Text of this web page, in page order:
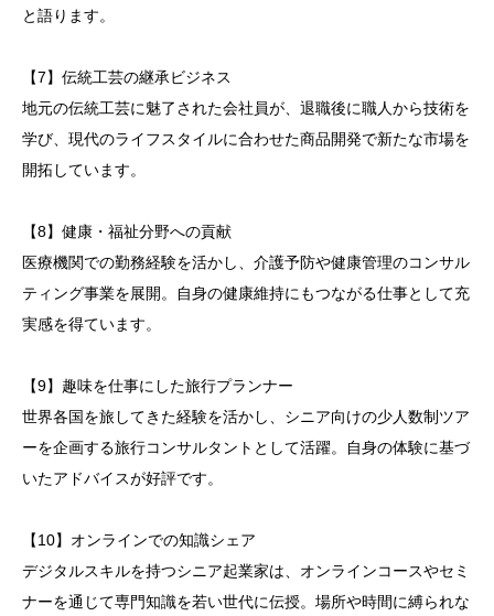
と語ります。
【7】伝統工芸の継承ビジネス
地元の伝統工芸に魅了された会社員が、退職後に職人から技術を
学び、現代のライフスタイルに合わせた商品開発で新たな市場を
開拓しています。
【8】健康・福祉分野への貢献
医療機関での勤務経験を活かし、介護予防や健康管理のコンサル
ティング事業を展開。自身の健康維持にもつながる仕事として充
実感を得ています。
【9】趣味を仕事にした旅行プランナー
世界各国を旅してきた経験を活かし、シニア向けの少人数制ツア
ーを企画する旅行コンサルタントとして活躍。自身の体験に基づ
いたアドバイスが好評です。
【10】オンラインでの知識シェア
デジタルスキルを持つシニア起業家は、オンラインコースやセミ
ナーを通じて専門知識を若い世代に伝授。場所や時間に縛られな